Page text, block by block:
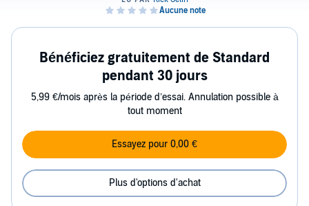
Bénéficiez gratuitement de Standard
pendant 30 jours
5,99 €/mois après la période d’essai. Annulation possible à
tout moment
Essayez pour 0,00 €
Plus d'options d'achat